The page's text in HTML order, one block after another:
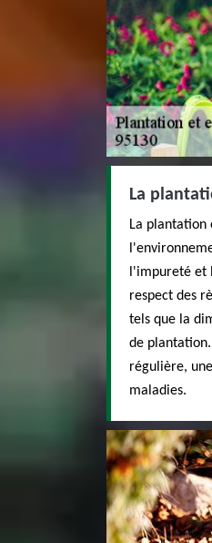
La
La plantation
l'impureté et
respect des
tels que la
de
régulière,
maladies.